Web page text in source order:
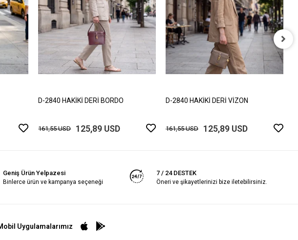
D-2840 HAKİKİ DERİ BORDO
161,55 USD 125,89 USD
D-2840 HAKİKİ DERİ VİZON
161,55 USD 125,89 USD
Geniş Ürün Yelpazesi
Binlerce ürün ve kampanya seçeneği
7 / 24 DESTEK
Öneri ve şikayetlerinizi bize iletebilirsiniz.
Uygulamalarımız